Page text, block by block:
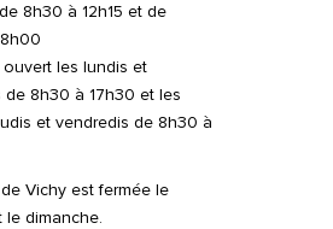
8h30 à 12h15 et de
ouvert les lundis et
de 8h30 à 17h30 et les
et vendredis de 8h30 à
Vichy est fermée le
le dimanche.